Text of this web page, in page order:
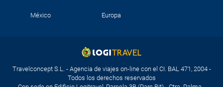
México Europa
Travelconcept S.L. - Agencia de viajes on-line con el CI. BAL 471, 2004 -
Todos los derechos reservados